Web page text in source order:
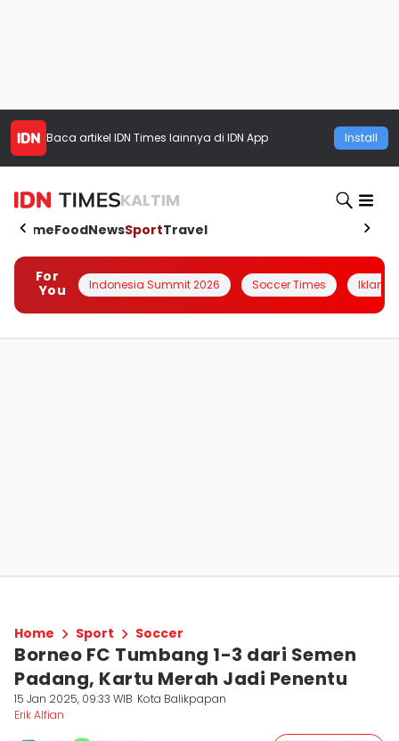
Baca artikel IDN Times lainnya di IDN App Install
KALTIM
HomeFoodNewsSportTravel
For
You
Indonesia Summit 2026 Soccer Times Iklanin
Home Sport Soccer
Borneo FC Tumbang 1-3 dari Semen
Padang, Kartu Merah Jadi Penentu
15 Jan 2025, 09:33 WIB Kota Balikpapan
Erik Alfian